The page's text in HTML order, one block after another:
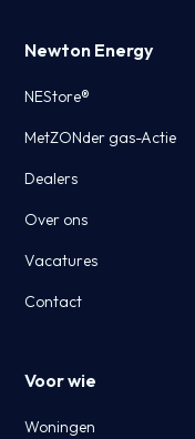
Newton Energy
NEStore®
MetZONder gas-Actie
Dealers
Over ons
Vacatures
Contact
Voor wie
Woningen